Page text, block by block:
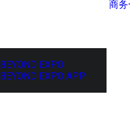
BEYOND EXPO
BEYOND EXPO APP
商